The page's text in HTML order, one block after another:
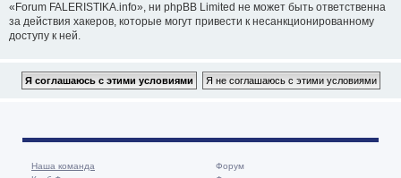
«Forum FALERISTIKA.info», ни phpBB Limited не может быть ответственна
за действия хакеров, которые могут привести к несанкционированному
доступу к ней.
Наша команда
Форум